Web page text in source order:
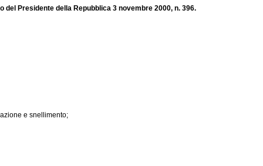
Presidente della Repubblica 3 novembre 2000, n. 396.
e snellimento;